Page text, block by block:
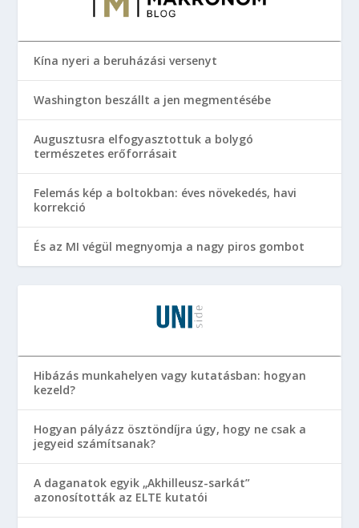
Kína nyeri a beruházási versenyt
Washington beszállt a jen megmentésébe
Augusztusra elfogyasztottuk a bolygó
természetes erőforrásait
Felemás kép a boltokban: éves növekedés, havi
korrekció
És az MI végül megnyomja a nagy piros gombot
Hibázás munkahelyen vagy kutatásban: hogyan
kezeld?
Hogyan pályázz ösztöndíjra úgy, hogy ne csak a
jegyeid számítsanak?
A daganatok egyik „Akhilleusz-sarkát”
azonosították az ELTE kutatói